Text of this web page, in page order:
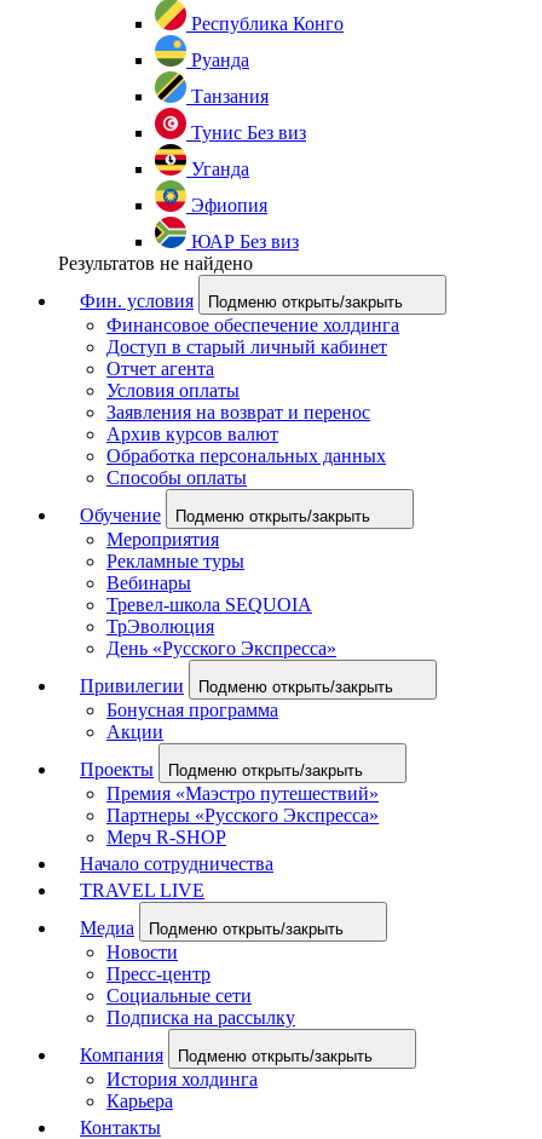
Республика Конго
Руанда
Танзания
Тунис Без виз
Уганда
Эфиопия
ЮАР Без виз
Результатов не найдено
Фин. условия
Подменю открыть/закрыть
Финансовое обеспечение холдинга
Доступ в старый личный кабинет
Отчет агента
Условия оплаты
Заявления на возврат и перенос
Архив курсов валют
Обработка персональных данных
Способы оплаты
Обучение
Подменю открыть/закрыть
Мероприятия
Рекламные туры
Вебинары
Тревел-школа SEQUOIA
ТрЭволюция
День «Русского Экспресса»
Привилегии
Подменю открыть/закрыть
Бонусная программа
Акции
Проекты
Подменю открыть/закрыть
Премия «Маэстро путешествий»
Партнеры «Русского Экспресса»
Мерч R-SHOP
Начало сотрудничества
TRAVEL LIVE
Медиа
Подменю открыть/закрыть
Новости
Пресс-центр
Социальные сети
Подписка на рассылку
Компания
Подменю открыть/закрыть
История холдинга
Карьера
Контакты